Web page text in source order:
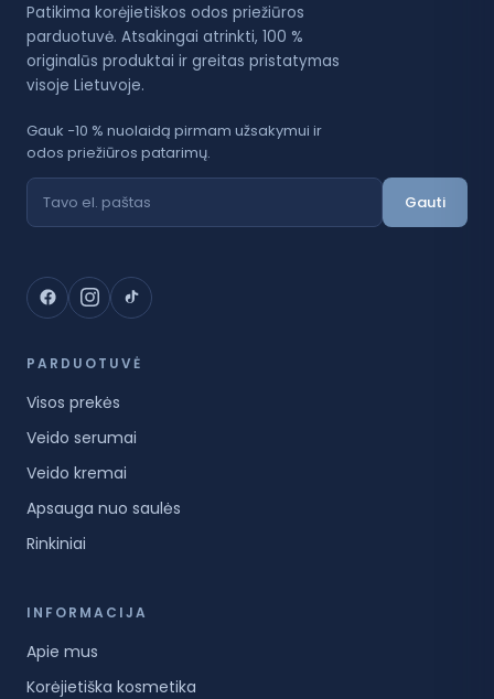
Patikima korėjietiškos odos priežiūros
parduotuvė. Atsakingai atrinkti, 100 %
originalūs produktai ir greitas pristatymas
visoje Lietuvoje.
Gauk −10 % nuolaidą pirmam užsakymui ir
odos priežiūros patarimų.
Gauti
PARDUOTUVĖ
Visos prekės
Veido serumai
Veido kremai
Apsauga nuo saulės
Rinkiniai
INFORMACIJA
Apie mus
Korėjietiška kosmetika